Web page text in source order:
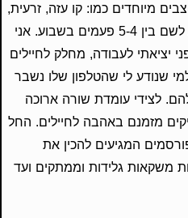
מיוחדים כמו: קו עזה, זרעית,
רמאללה ועוד. אני מקפיד להגיע לשם בין 5-4 פעמים בשבוע. אני
יציאתי לעבודה, מחלק לחיילים
שנודע לי שהטלפון שלו נשבר
לצידי עומדת שורה ארוכה
מזמנם באהבה לחיילים. החל
המגיעים להכין את
משקאות גלידות וממתקים ועד